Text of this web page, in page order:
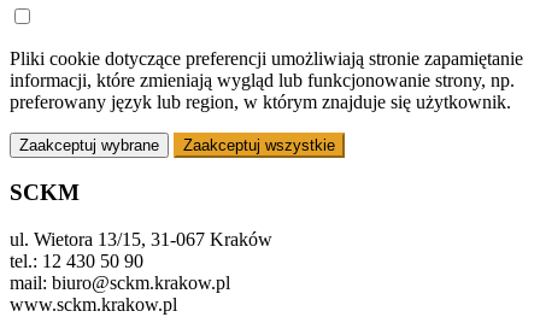
Pliki cookie dotyczące preferencji umożliwiają stronie zapamiętanie
informacji, które zmieniają wygląd lub funkcjonowanie strony, np.
preferowany język lub region, w którym znajduje się użytkownik.
Zaakceptuj wybrane Zaakceptuj wszystkie
SCKM
ul. Wietora 13/15, 31-067 Kraków
tel.: 12 430 50 90
mail: biuro@sckm.krakow.pl
www.sckm.krakow.pl